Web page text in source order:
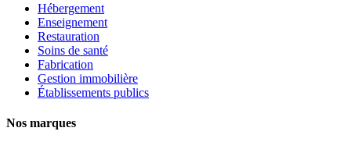
Hébergement
Enseignement
Restauration
Soins de santé
Fabrication
Gestion immobilière
Établissements publics
Nos marques